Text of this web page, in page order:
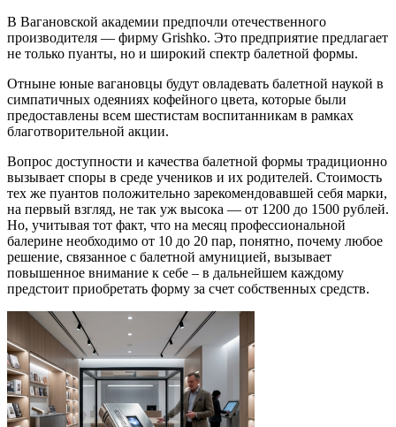
В Вагановской академии предпочли отечественного
производителя — фирму Grishko. Это предприятие предлагает
не только пуанты, но и широкий спектр балетной формы.
Отныне юные вагановцы будут овладевать балетной наукой в
симпатичных одеяниях кофейного цвета, которые были
предоставлены всем шестистам воспитанникам в рамках
благотворительной акции.
Вопрос доступности и качества балетной формы традиционно
вызывает споры в среде учеников и их родителей. Стоимость
тех же пуантов положительно зарекомендовавшей себя марки,
на первый взгляд, не так уж высока — от 1200 до 1500 рублей.
Но, учитывая тот факт, что на месяц профессиональной
балерине необходимо от 10 до 20 пар, понятно, почему любое
решение, связанное с балетной амуницией, вызывает
повышенное внимание к себе – в дальнейшем каждому
предстоит приобретать форму за счет собственных средств.